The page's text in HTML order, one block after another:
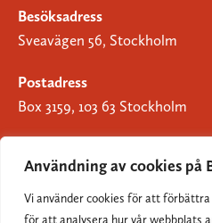
Användning av cookies på
Vi använder cookies för att förbättra
för att analysera hur vår webbplats
Besöksadress
Sveavägen 56, Stockholm
Postadress
Box 3159, 103 63 Stockholm
Om